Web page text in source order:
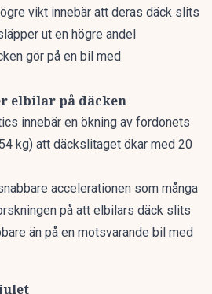
vikt innebär att deras däck slits
ut en högre andel
gör på en bil med
elbilar på däcken
innebär en ökning av fordonets
kg) att däckslitaget ökar med 20
accelerationen som många
på att elbilars däck slits
än på en motsvarande bil med